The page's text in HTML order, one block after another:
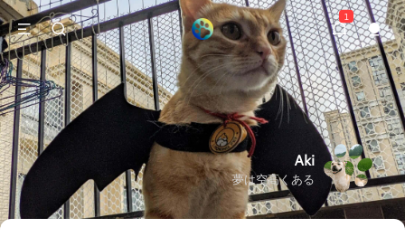
1
Aki
夢は空高くある